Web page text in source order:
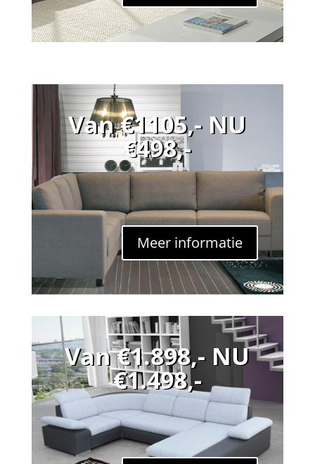
Van €1105,- NU
€498,-
Meer informatie
Van €1.898,- NU
€1.498,-